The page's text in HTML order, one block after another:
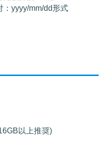
yyyy/mm/dd形式
以上推奨)